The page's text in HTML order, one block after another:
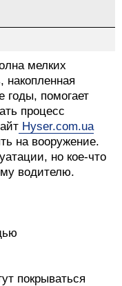
мелких
накопленная
годы, помогает
процесс
Hyser.com.ua
на вооружение.
но кое-что
водителю.
покрываться